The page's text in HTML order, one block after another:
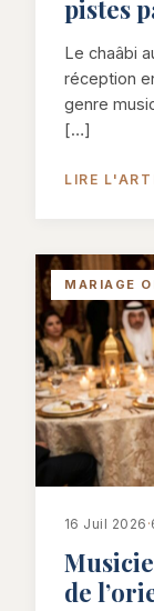
pistes
Le chaâbi
réception
genre
[…]
LIRE
MARIAGE
16 Juil 2026 ·
de